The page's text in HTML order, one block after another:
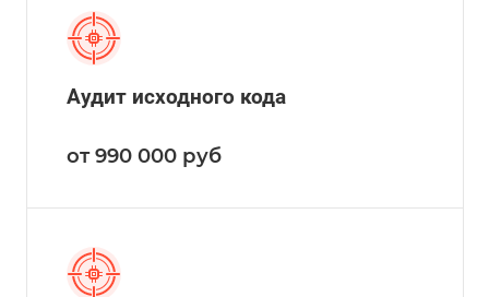
Аудит исходного кода
от 990 000 руб